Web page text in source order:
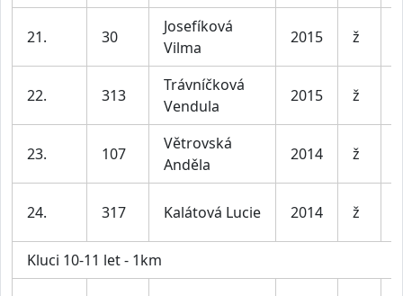
21. 30
Josefíková
Vilma
2015 ž
22. 313
Trávníčková
Vendula
2015 ž
23. 107
Větrovská
Anděla
2014 ž
24. 317 Kalátová Lucie 2014 ž
Kluci 10-11 let - 1km